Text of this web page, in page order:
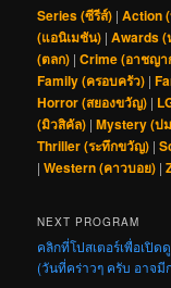
Series (ซีรีส์) |Action
(แอนิเมชัน) |Awards (
(ตลก) |Crime (อาชญา
Family (ครอบครัว) |
Horror (สยองขวัญ) |
(มิวสิคัล) |Mystery (ป
Thriller (ระทึกขวัญ) |
|Western (คาวบอย) |
NEXT PROGRAM
คลิกที่โปสเตอร์เพื่อเปิด
(วันที่คร่าวๆ ครับ อาจมี